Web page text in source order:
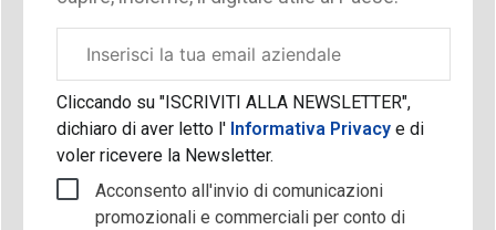
aziendale
Cliccando su "ISCRIVITI ALLA NEWSLETTER",
dichiaro di aver letto l'Informativa Privacy e di
voler ricevere la Newsletter.
Acconsento all'invio di comunicazioni
promozionali e commerciali per conto di